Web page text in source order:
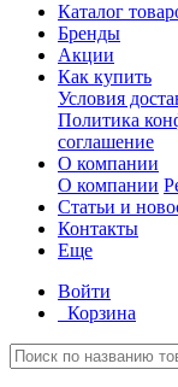
Каталог
Бренды
Акции
Как купить
Условия
Политика
соглашение
О компании
О компании
Статьи и
Контакты
Еще
Войти
Корзина